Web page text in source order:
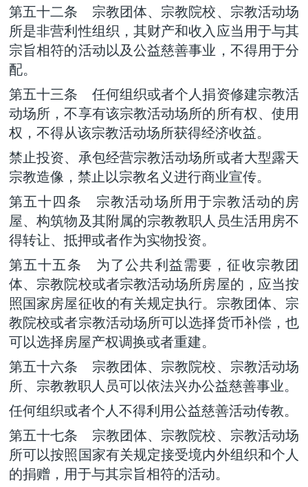
第五十二条 宗教团体、宗教院校、宗教活动场
所是非营利性组织，其财产和收入应当用于与其
宗旨相符的活动以及公益慈善事业，不得用于分
配。
第五十三条 任何组织或者个人捐资修建宗教活
动场所，不享有该宗教活动场所的所有权、使用
权，不得从该宗教活动场所获得经济收益。
禁止投资、承包经营宗教活动场所或者大型露天
宗教造像，禁止以宗教名义进行商业宣传。
第五十四条 宗教活动场所用于宗教活动的房
屋、构筑物及其附属的宗教教职人员生活用房不
得转让、抵押或者作为实物投资。
第五十五条 为了公共利益需要，征收宗教团
体、宗教院校或者宗教活动场所房屋的，应当按
照国家房屋征收的有关规定执行。宗教团体、宗
教院校或者宗教活动场所可以选择货币补偿，也
可以选择房屋产权调换或者重建。
第五十六条 宗教团体、宗教院校、宗教活动场
所、宗教教职人员可以依法兴办公益慈善事业。
任何组织或者个人不得利用公益慈善活动传教。
第五十七条 宗教团体、宗教院校、宗教活动场
所可以按照国家有关规定接受境内外组织和个人
的捐赠，用于与其宗旨相符的活动。